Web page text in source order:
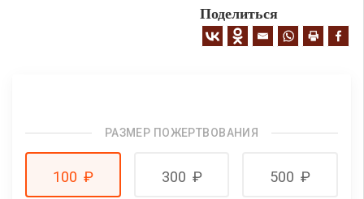
n
Поделиться
РАЗМЕР ПОЖЕРТВОВАНИЯ
100 ₽ 300 ₽ 500 ₽